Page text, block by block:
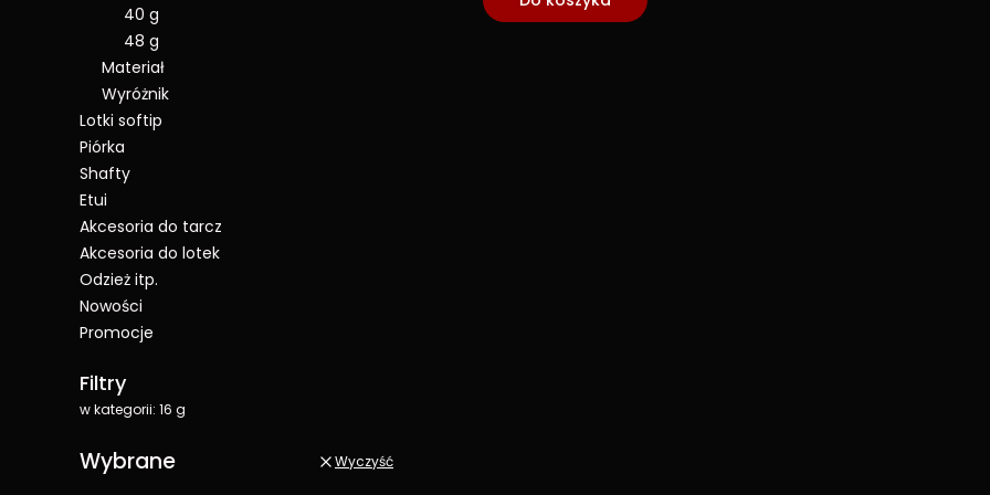
40 g
48 g
Materiał
Wyróżnik
Lotki softip
Piórka
Shafty
Etui
Akcesoria do tarcz
Akcesoria do lotek
Odzież itp.
Nowości
Promocje
Filtry
w kategorii: 16 g
Wybrane Wyczyść